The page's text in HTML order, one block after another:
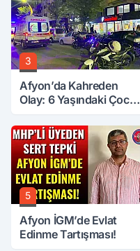
3
Afyon’da Kahreden
Olay: 6 Yaşındaki Çocuk
5
Afyon İGM’de Evlat
Edinme Tartışması!